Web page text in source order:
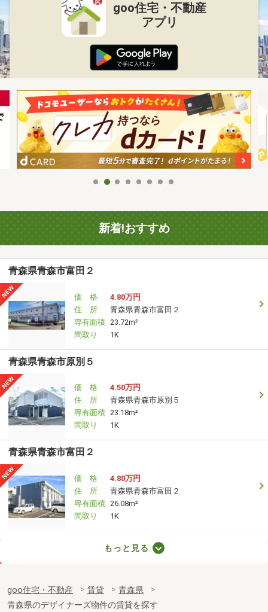
goo住宅・不動産
アプリ
新着!おすすめ
青森県青森市富田２
価 格
4.80万円
住 所
青森県青森市富田２
専有面積 23.72m²
間取り
1K
青森県青森市原別５
価 格
4.50万円
住 所
青森県青森市原別５
専有面積 23.18m²
間取り
1K
青森県青森市富田２
価 格
4.80万円
住 所
青森県青森市富田２
専有面積 26.08m²
間取り
1K
青森県八戸市大字白銀町字三島上
専有面積
19.44m²
間取り
1K
もっと見る
goo住宅・不動産 賃貸
青森県
青森県のデザイナーズ物件の賃貸を探す